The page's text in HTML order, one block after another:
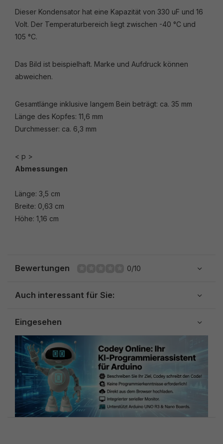
Dieser Kondensator hat eine Kapazität von 330 uF und 16
Volt. Der Temperaturbereich liegt zwischen -40 °C und
105 °C.
Das Bild ist beispielhaft. Marke und Aufdruck können
abweichen.
Gesamtlänge inklusive langem Bein beträgt: ca. 35 mm
Länge des Kopfes: 11,6 mm
Durchmesser: ca. 6,3 mm
< p >
Abmessungen
Länge: 3,5 cm
Breite: 0,63 cm
Höhe: 1,16 cm
Bewertungen 0/10
Auch interessant für Sie:
Eingesehen